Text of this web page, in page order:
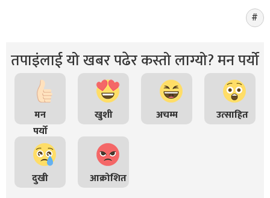
तपाइंलाई यो खबर पढेर कस्तो लाग्यो? मन पर्यो
मन
पर्यो
खुशी अचम्म उत्साहित
दुखी आक्रोशित